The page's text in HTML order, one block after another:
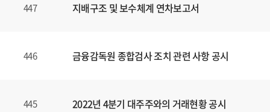
447 지배구조 및 보수체계 연차보고서
446 금융감독원 종합검사 조치 관련 사항 공시
445 2022년 4분기 대주주와의 거래현황 공시